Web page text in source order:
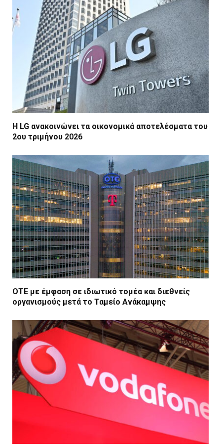
Η LG ανακοινώνει τα οικονομικά αποτελέσματα του
2ου τριμήνου 2026
ΟΤΕ με έμφαση σε ιδιωτικό τομέα και διεθνείς
οργανισμούς μετά το Ταμείο Ανάκαμψης